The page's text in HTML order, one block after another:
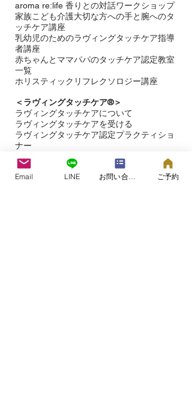
aroma re:life 香りとの対話ワークショップ
​家族こども介護大切な方への手と腕へのタ
ッチケア講座
乳幼児のためのラヴィングタッチケア指導
者講座
赤ちゃんとママパパのタッチケア認定教室
一覧
ホリスティックリフレクソロジー講座
＜ラヴィングタッチケア®︎＞
ラヴィングタッチケアについて
ラヴィングタッチケアを受ける​
ラヴィングタッチケア認定プラクティショ
ナー
＜お問い合わせ＞
＜​ブログ＞
Email LINE お問い合わせフォーム ご予約